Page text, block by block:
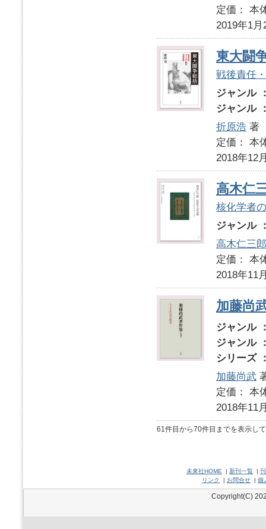
定価：
2019年1月
東大闘
戦後責任
ジャンル
ジャンル
折原浩 著
定価：
2018年12
高木仁
核化学者
ジャンル
高木仁三郎
定価：
2018年11
加藤尚
ジャンル
ジャンル
シリーズ
加藤尚武
定価：
2018年11
61件目から70件目までを表示し
未來社HOME | 新刊一覧 |
リンク
| お問合せ | 個
Copyright(C)